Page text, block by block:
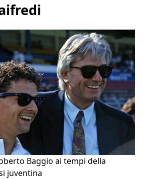
Baggio ai tempi della
juventina